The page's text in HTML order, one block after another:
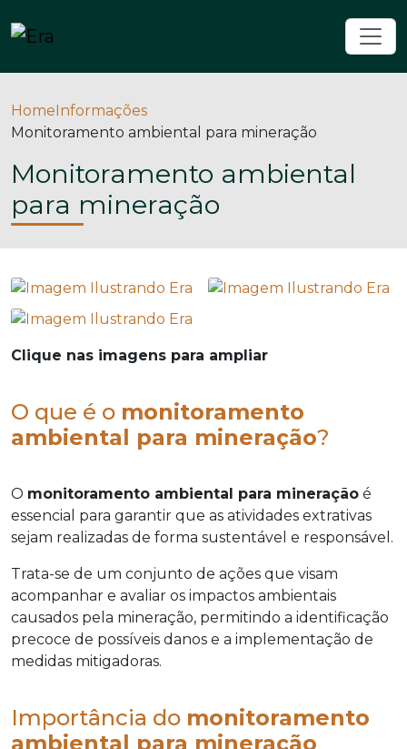
Home Informações
Monitoramento ambiental para mineração
Monitoramento ambiental
para mineração
Clique nas imagens para ampliar
O que é o monitoramento
ambiental para mineração?
O monitoramento ambiental para mineração é
essencial para garantir que as atividades extrativas
sejam realizadas de forma sustentável e responsável.
Trata-se de um conjunto de ações que visam
acompanhar e avaliar os impactos ambientais
causados pela mineração, permitindo a identificação
precoce de possíveis danos e a implementação de
medidas mitigadoras.
Importância do monitoramento
ambiental para mineração